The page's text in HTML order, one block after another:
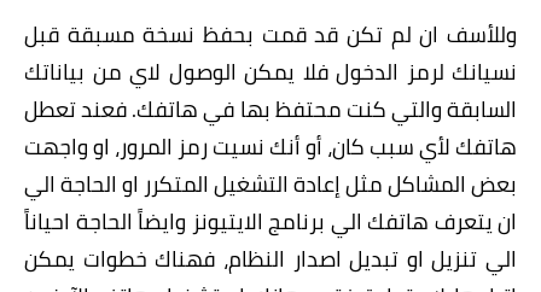
وللأسف ان لم تكن قد قمت بحفظ نسخة مسبقة قبل
نسيانك لرمز الدخول فلا يمكن الوصول لاي من بياناتك
السابقة والتي كنت محتفظ بها في هاتفك. فعند تعطل
هاتفك لأي سبب كان، أو أنك نسيت رمز المرور، او واجهت
بعض المشاكل مثل إعادة التشغيل المتكرر او الحاجة الي
ان يتعرف هاتفك الي برنامج الايتيونز وايضاً الحاجة احياناً
الي تنزيل او تبديل اصدار النظام، فهناك خطوات يمكن